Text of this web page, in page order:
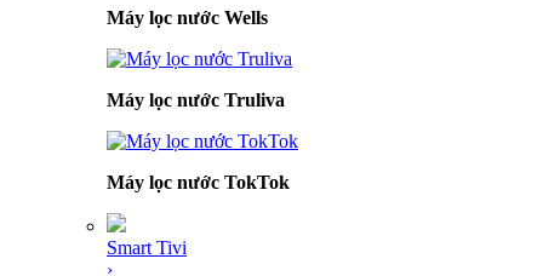
Máy lọc nước Wells
Máy lọc nước Truliva
Máy lọc nước TokTok
Smart Tivi
›